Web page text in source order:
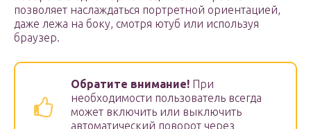
позволяет наслаждаться портретной ориентацией,
даже лежа на боку, смотря ютуб или используя
браузер.
Обратите внимание! При
необходимости пользователь всегда
может включить или выключить
автоматический поворот через